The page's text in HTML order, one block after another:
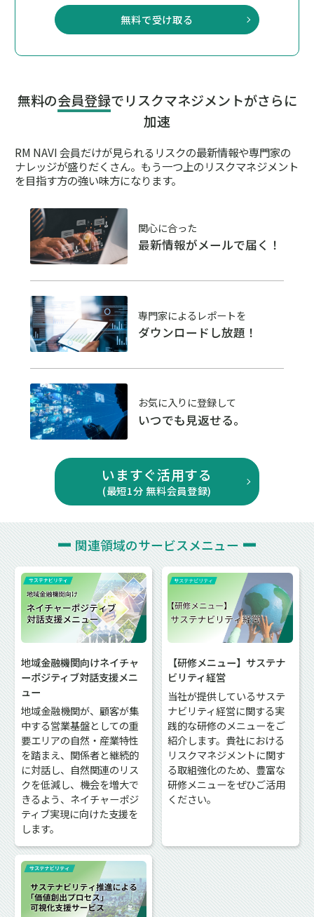
無料で受け取る
無料の会員登録でリスクマネジメントがさらに
加速
RM NAVI 会員だけが見られるリスクの最新情報や専門家の
ナレッジが盛りだくさん。 もう一つ上のリスクマネジメント
を目指す方の強い味方になります。
関心に合った
最新情報がメールで届く！
専門家によるレポートを
ダウンロードし放題！
お気に入りに登録して
いつでも見返せる。
いますぐ活用する
(最短1分 無料会員登録)
関連領域のサービスメニュー
地域金融機関向けネイチャ
ーポジティブ対話支援メニ
ュー
地域金融機関が、顧客が集
中する営業基盤としての重
要エリアの自然・産業特性
を踏まえ、関係者と継続的
に対話し、自然関連のリス
クを低減し、機会を増大で
きるよう、ネイチャーポジ
ティブ実現に向けた支援を
します。
【研修メニュー】サステナ
ビリティ経営
当社が提供しているサステ
ナビリティ経営に関する実
践的な研修のメニューをご
紹介します。貴社における
リスクマネジメントに関す
る取組強化のため、豊富な
研修メニューをぜひご活用
ください。